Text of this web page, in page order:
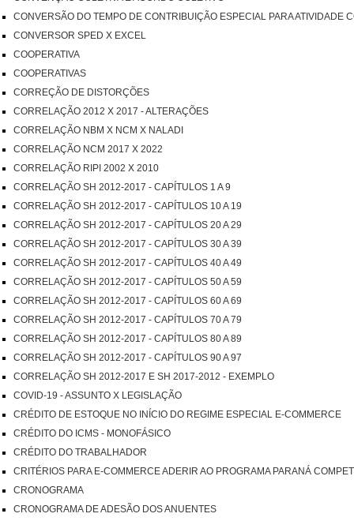
CONVERSÃO DO TEMPO DE CONTRIBUIÇÃO ESPECIAL PARA ATIVIDADE
CONVERSOR SPED X EXCEL
COOPERATIVA
COOPERATIVAS
CORREÇÃO DE DISTORÇÕES
CORRELAÇÃO 2012 X 2017 - ALTERAÇÕES
CORRELAÇÃO NBM X NCM X NALADI
CORRELAÇÃO NCM 2017 X 2022
CORRELAÇÃO RIPI 2002 X 2010
CORRELAÇÃO SH 2012-2017 - CAPÍTULOS 1 A 9
CORRELAÇÃO SH 2012-2017 - CAPÍTULOS 10 A 19
CORRELAÇÃO SH 2012-2017 - CAPÍTULOS 20 A 29
CORRELAÇÃO SH 2012-2017 - CAPÍTULOS 30 A 39
CORRELAÇÃO SH 2012-2017 - CAPÍTULOS 40 A 49
CORRELAÇÃO SH 2012-2017 - CAPÍTULOS 50 A 59
CORRELAÇÃO SH 2012-2017 - CAPÍTULOS 60 A 69
CORRELAÇÃO SH 2012-2017 - CAPÍTULOS 70 A 79
CORRELAÇÃO SH 2012-2017 - CAPÍTULOS 80 A 89
CORRELAÇÃO SH 2012-2017 - CAPÍTULOS 90 A 97
CORRELAÇÃO SH 2012-2017 E SH 2017-2012 - EXEMPLO
COVID-19 - ASSUNTO X LEGISLAÇÃO
CRÉDITO DE ESTOQUE NO INÍCIO DO REGIME ESPECIAL E-COMMERCE
CRÉDITO DO ICMS - MONOFÁSICO
CRÉDITO DO TRABALHADOR
CRITÉRIOS PARA E-COMMERCE ADERIR AO PROGRAMA PARANÁ
CRONOGRAMA
CRONOGRAMA DE ADESÃO DOS ANUENTES